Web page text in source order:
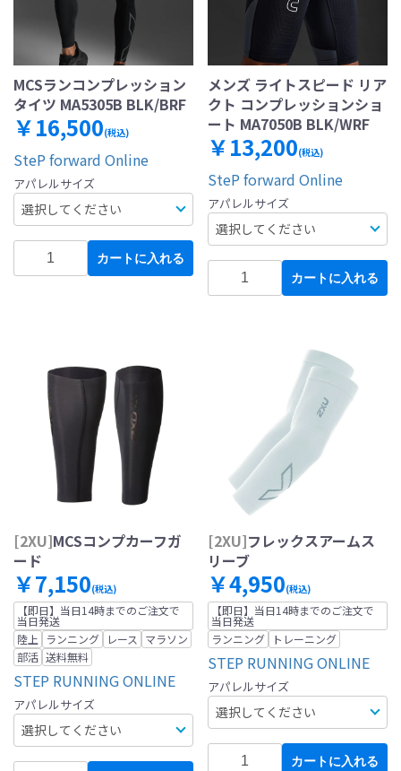
MCSランコンプレッション
タイツ MA5305B BLK/BRF
￥16,500(税込)
SteP forward Online
アパレルサイズ
カートに入れる
メンズ ライトスピード リア
クト コンプレッションショ
ート MA7050B BLK/WRF
￥13,200(税込)
SteP forward Online
アパレルサイズ
カートに入れる
[2XU]MCSコンプカーフガ
ード
￥7,150(税込)
【即日】当日14時までのご注文で
当日発送
陸上 ランニング レース マラソン
部活 送料無料
STEP RUNNING ONLINE
アパレルサイズ
[2XU]フレックスアームス
リーブ
￥4,950(税込)
【即日】当日14時までのご注文で
当日発送
ランニング
トレーニング
STEP RUNNING ONLINE
アパレルサイズ
カートに入れる